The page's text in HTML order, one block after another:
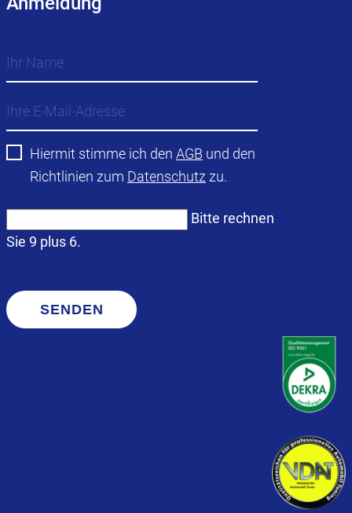
Hiermit stimme ich den AGB und den
Richtlinien zum Datenschutz zu.
Bitte rechnen
Sie 9 plus 6.
SENDEN